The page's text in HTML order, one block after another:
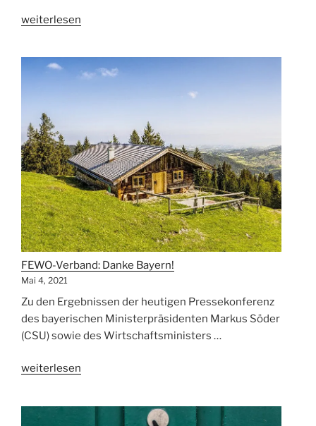
„Öffnungskampagne
und
weiterlesen
FEWO-Verband: Danke Bayern!
Mai 4, 2021
Zu den Ergebnissen der heutigen Pressekonferenz
des bayerischen Ministerpräsidenten Markus Söder
(CSU) sowie des Wirtschaftsministers …
„FEWO-
Bayern!“
weiterlesen